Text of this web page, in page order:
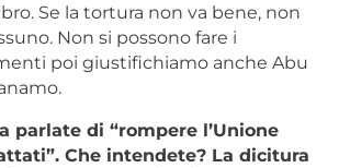
Se la tortura non va bene, non
Non si possono fare i
poi giustifichiamo anche Abu
parlate di “rompere l’Unione
Che intendete? La dicitura